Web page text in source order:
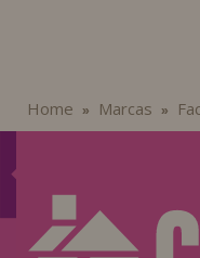
Home » Marcas »